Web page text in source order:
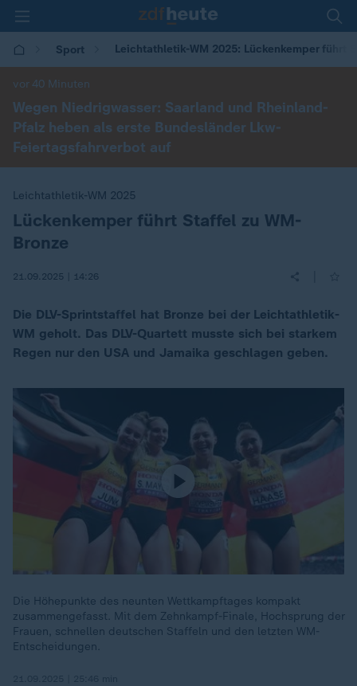
Sport Leichtathletik-WM 2025: Lückenkemper führt
vor 40 Minuten
Wegen Niedrigwasser: Saarland und Rheinland-
Pfalz heben als erste Bundesländer Lkw-
Feiertagsfahrverbot auf
Leichtathletik-WM 2025
:Lückenkemper führt Staffel zu WM-
Bronze
21.09.2025 | 14:26
Die DLV-Sprintstaffel hat Bronze bei der Leichtathletik-
WM geholt. Das DLV-Quartett musste sich bei starkem
Regen nur den USA und Jamaika geschlagen geben.
Die Höhepunkte des neunten Wettkampftages kompakt
zusammengefasst. Mit dem Zehnkampf-Finale, Hochsprung der
Frauen, schnellen deutschen Staffeln und den letzten WM-
Entscheidungen.